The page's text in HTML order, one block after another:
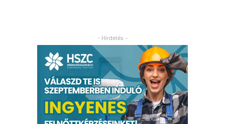
- Hirdetés -